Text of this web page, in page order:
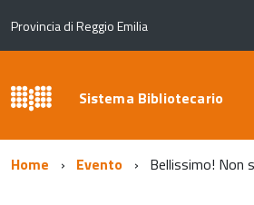
Provincia di Reggio Emilia
Sistema Bibliotecario
Home Evento Bellissimo! Non